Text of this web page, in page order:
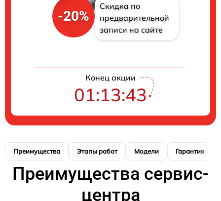
-20%
Скидка по
предварительной
записи на сайте
Конец акции
01:13:42
Преимущества Этапы работ Модели Гарантия
Преимущества сервис-
центра